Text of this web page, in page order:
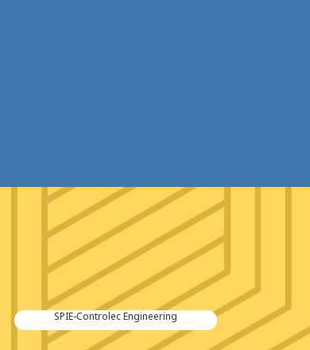
SPIE-Controlec Engineering